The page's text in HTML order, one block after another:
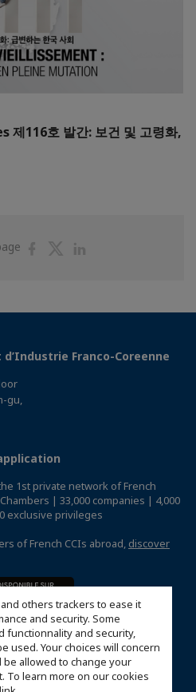
others trackers to ease it
and security. Some
functionnality and security,
used. Your choices will concern
be allowed to change your
To learn more on our cookies
제116호 발간: 보건 및 고령화,
ShareShare
Franco-Coreenne
gu,
1st private network of French
| 33,000 companies | 4,000
exclusive privileges
of French CCIs abroad, discover